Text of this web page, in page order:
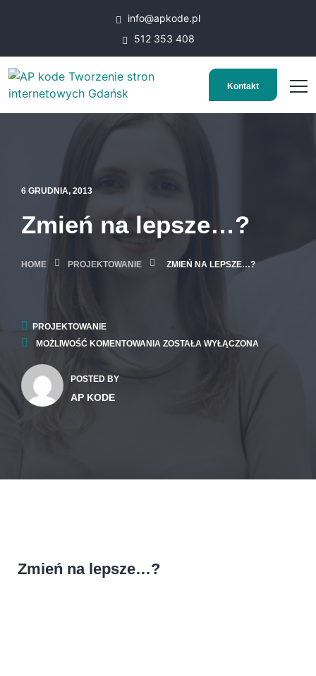
info@apkode.pl
512 353 408
Kontakt
6 GRUDNIA, 2013
Zmień na lepsze…?
HOME PROJEKTOWANIE ZMIEŃ NA LEPSZE…?
PROJEKTOWANIE
MOŻLIWOŚĆ KOMENTOWANIA ZOSTAŁA WYŁĄCZONA
POSTED BY
AP KODE
Zmień na lepsze…?